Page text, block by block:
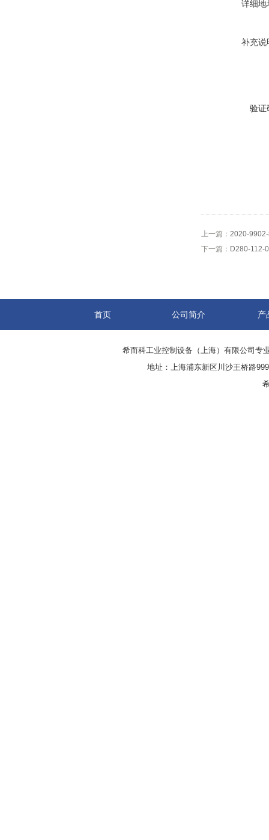
详细地
补充说
验证
上一篇： 2020-
下一篇： D280-112-
首页 公司简介 产
希而科工业控制设备（上海）有限公司专
地址：上海浦东新区川沙王桥路